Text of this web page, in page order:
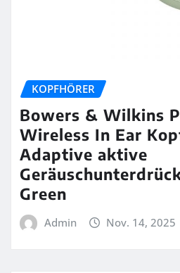
KOPFHÖRER
Bowers & Wilkins
Wireless In Ear
Adaptive aktive
Green
Admin Nov. 14, 2025